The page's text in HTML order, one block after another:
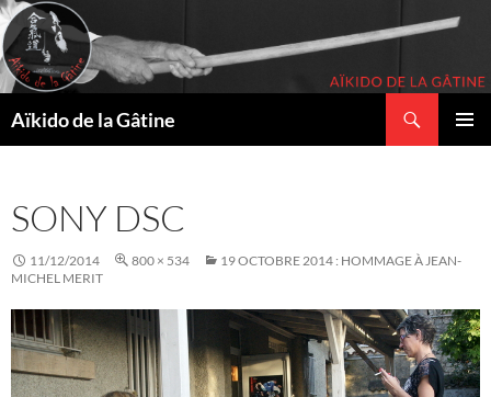
Aïkido de la Gâtine
SONY DSC
11/12/2014 800 × 534
19 OCTOBRE 2014 : HOMMAGE À JEAN-
MICHEL MERIT